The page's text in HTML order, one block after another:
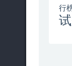
行